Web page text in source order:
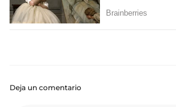
Deja un comentario